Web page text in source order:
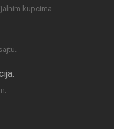
kupcima.